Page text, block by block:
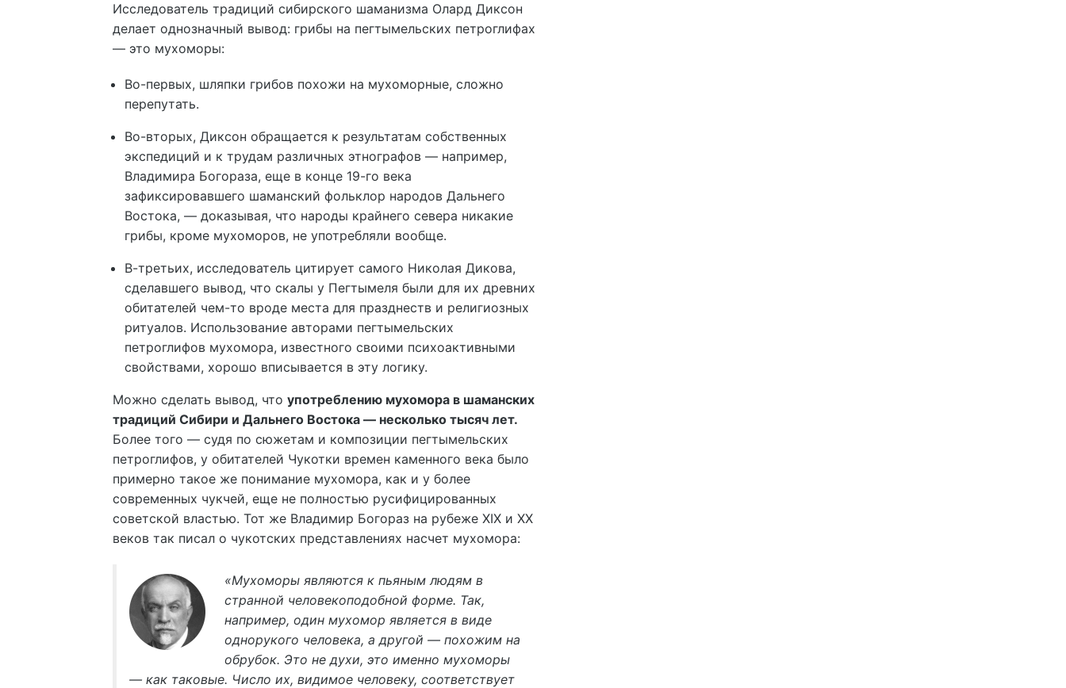
Исследователь традиций сибирского шаманизма Олард Диксон
делает однозначный вывод: грибы на пегтымельских петроглифах
— это мухоморы:
Во-первых, шляпки грибов похожи на мухоморные, сложно
перепутать.
Во-вторых, Диксон обращается к результатам собственных
экспедиций и к трудам различных этнографов — например,
Владимира Богораза, еще в конце 19-го века
зафиксировавшего шаманский фольклор народов Дальнего
Востока, — доказывая, что народы крайнего севера никакие
грибы, кроме мухоморов, не употребляли вообще.
В-третьих, исследователь цитирует самого Николая Дикова,
сделавшего вывод, что скалы у Пегтымеля были для их древних
обитателей чем-то вроде места для празднеств и религиозных
ритуалов. Использование авторами пегтымельских
петроглифов мухомора, известного своими психоактивными
свойствами, хорошо вписывается в эту логику.
Можно сделать вывод, что употреблению мухомора в шаманских
традиций Сибири и Дальнего Востока — несколько тысяч лет.
Более того — судя по сюжетам и композиции пегтымельских
петроглифов, у обитателей Чукотки времен каменного века было
примерно такое же понимание мухомора, как и у более
современных чукчей, еще не полностью русифицированных
советской властью. Тот же Владимир Богораз на рубеже XIX и XX
веков так писал о чукотских представлениях насчет мухомора:
«Мухоморы являются к пьяным людям в
странной человекоподобной форме. Так,
например, один мухомор является в виде
однорукого человека, а другой — похожим на
обрубок. Это не духи, это именно мухоморы
— как таковые. Число их, видимое человеку, соответствует